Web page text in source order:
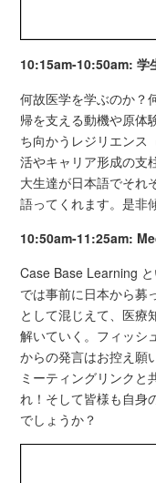
10:15am-10:50am: 学
何故医学を学ぶのか？
帰を支える動機や原体
ち向かうレジリエンス
活やキャリア形成の支
大生達が日本語でそれ
語ってくれます。是非
10:50am-11:25am:
Case Base Learning
では事前に日本から募
として混じえて、医療
解いていく。フィッシ
からの発言はお控え願
ミーティングリンクと
れ！そして皆様も自身
でしょうか？